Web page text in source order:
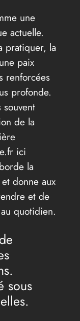
une
actuelle.
pratiquer, la
paix
renforcées
profonde.
de la
ici
la
donne aux
et de
quotidien.
sous